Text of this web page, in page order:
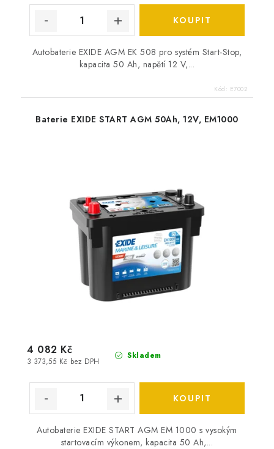
Autobaterie EXIDE AGM EK 508 pro systém Start-Stop,
kapacita 50 Ah, napětí 12 V,...
Kód: E7002
Baterie EXIDE START AGM 50Ah, 12V, EM1000
Skladem
3 373,55 Kč bez DPH
4 082 Kč
Autobaterie EXIDE START AGM EM 1000 s vysokým
startovacím výkonem, kapacita 50 Ah,...